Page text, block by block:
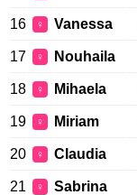
16 ♀ Vanessa
17 ♀ Nouhaila
18 ♀ Mihaela
19 ♀ Miriam
20 ♀ Claudia
21 ♀ Sabrina